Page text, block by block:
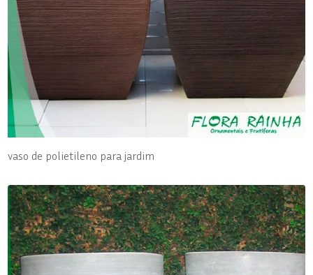
vaso de polietileno para jardim